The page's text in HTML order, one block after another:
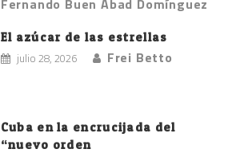
El azúcar de las estrellas
julio 28, 2026 Frei Betto
Cuba en la encrucijada del
“nuevo orden